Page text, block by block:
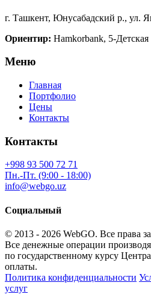
г. Ташкент, Юнусабадский р., ул.
Ориентир: Hamkorbank, 5-
Меню
Главная
Портфолио
Цены
Контакты
Контакты
+998 93 500 72 71
Пн.-Пт. (9:00 - 18:00)
info@webgo.uz
Социальный
© 2013 - 2026 WebGO. Все права
Все денежные операции
по государственному курсу
оплаты.
Политика конфиденциальности
услуг